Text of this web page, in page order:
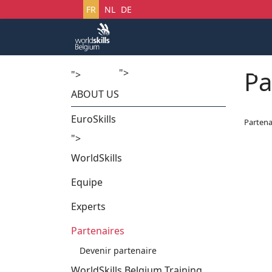
Sélectionnez votre langue
FR NL DE
"> Startech's Days
">
ABOUT US
EuroSkills
">
WorldSkills
Equipe
Experts
Partenaires
Devenir partenaire